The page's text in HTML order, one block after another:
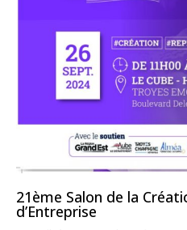
21ème Salon de la
d’Entreprise